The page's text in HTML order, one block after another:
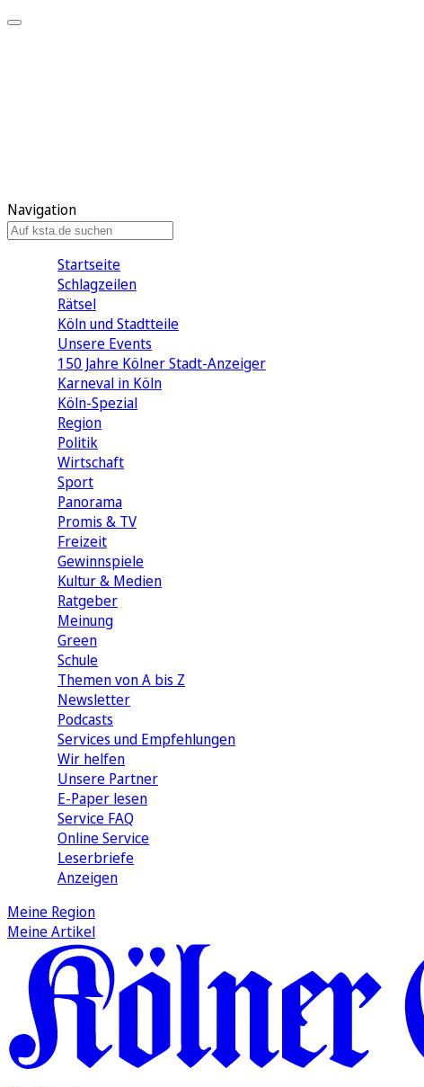
Navigation
Startseite
Schlagzeilen
Rätsel
Köln und Stadtteile
Unsere Events
150 Jahre Kölner Stadt-Anzeiger
Karneval in Köln
Köln-Spezial
Region
Politik
Wirtschaft
Sport
Panorama
Promis & TV
Freizeit
Gewinnspiele
Kultur & Medien
Ratgeber
Meinung
Green
Schule
Themen von A bis Z
Newsletter
Podcasts
Services und Empfehlungen
Wir helfen
Unsere Partner
E-Paper lesen
Service FAQ
Online Service
Leserbriefe
Anzeigen
Meine Region
Meine Artikel